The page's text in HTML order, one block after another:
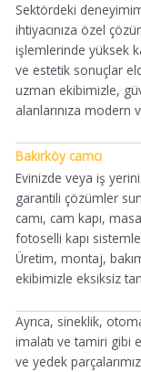
Sektördeki
ihtiyacınıza özel
işlemlerinde yüksek
ve estetik sonuçlar
uzman ekibimizle,
alanlarınıza modern
Bakırköy camcı
Evinizde veya iş
garantili çözümler
camı, cam kapı,
fotoselli kapı
Üretim, montaj,
ekibimizle eksiksiz
Ayrıca, sineklik,
imalatı ve tamiri gibi
ve yedek